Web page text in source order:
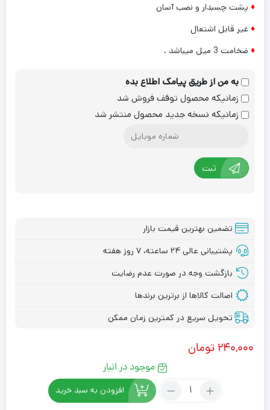
♦ پشت چسبدار و نصب آسان
♦ غیر قابل اشتعال
♦ ضخامت 3 میل میباشد .
به من از طریق پیامک اطلاع بده
زمانیکه محصول توقف فروش شد
زمانیکه نسخه جدید محصول منتشر شد
ثبت
تضمین بهترین قیمت بازار
پشتیبانی عالی ۲۴ ساعته، ۷ روز هفته
بازگشت وجه در صورت عدم رضایت
اصالت کالاها از برترین برندها
تحویل سریع در کمترین زمان ممکن
۲۴۰,۰۰۰ تومان
موجود در انبار
تعداد:
افزودن به سبد خرید